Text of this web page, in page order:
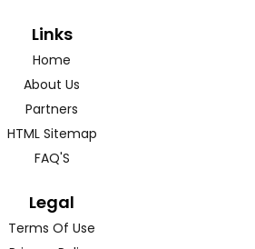
Links
Home
About Us
Partners
HTML Sitemap
FAQ'S
Legal
Terms Of Use